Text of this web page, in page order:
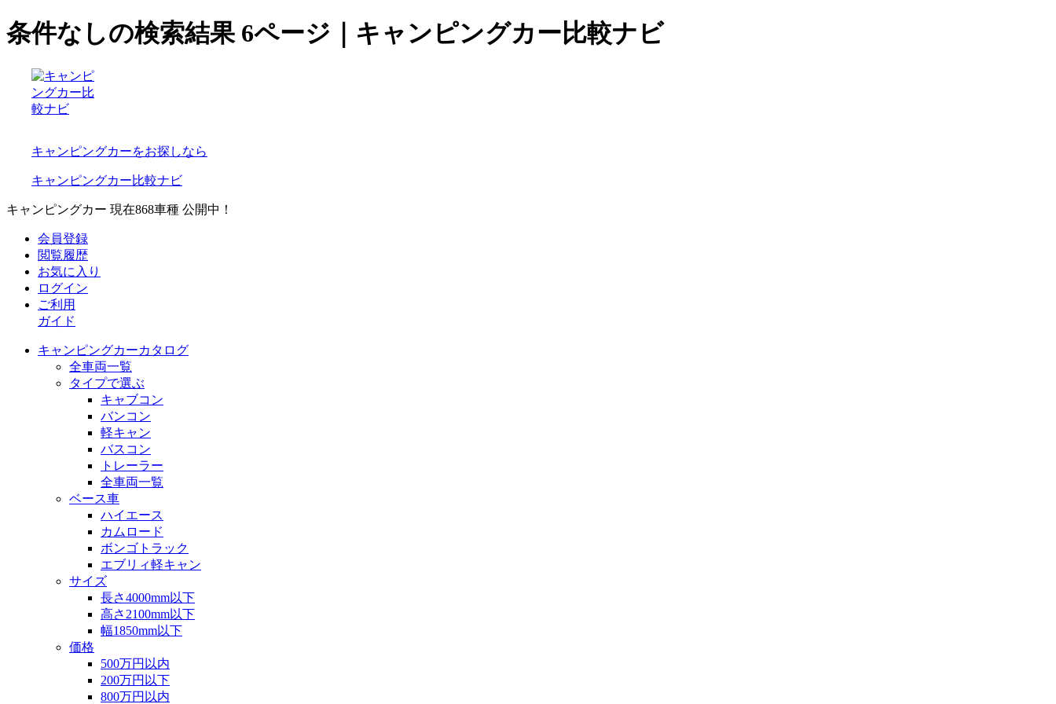
条件なしの検索結果 6ページ｜キャンピングカー比較ナビ
キャンピングカーをお探しなら
キャンピングカー比較ナビ
キャンピングカー 現在868車種 公開中！
会員登録
閲覧履歴
お気に入り
ログイン
ご利用
ガイド
キャンピングカーカタログ
全車両一覧
タイプで選ぶ
キャブコン
バンコン
軽キャン
バスコン
トレーラー
全車両一覧
ベース車
ハイエース
カムロード
ボンゴトラック
エブリィ軽キャン
サイズ
長さ4000mm以下
高さ2100mm以下
幅1850mm以下
価格
500万円以内
200万円以下
800万円以内